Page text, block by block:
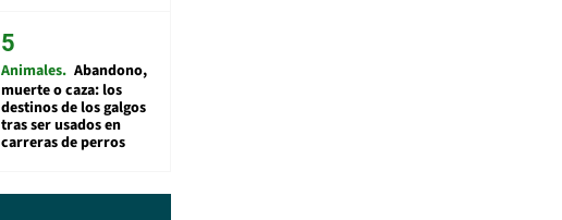
Animales Abandono,
muerte o caza: los
destinos de los galgos
tras ser usados en
carreras de perros